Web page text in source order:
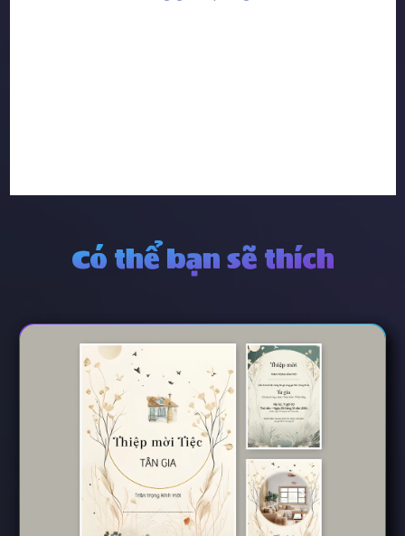
Có thể bạn sẽ thích